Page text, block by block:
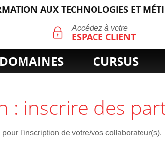
AUX TECHNOLOGIES ET
Accédez à votre
ESPACE CLIENT
DOMAINES CURSUS
: inscrire des
l'inscription de votre/vos collaborateur(s).